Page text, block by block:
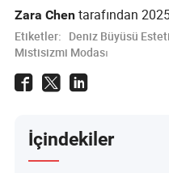
Zara Chen tarafından
Etiketler: Deniz Büyüsü
Mistisizmi Modası
İçindekiler